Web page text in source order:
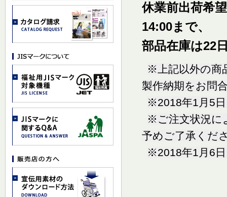
休業前出荷希
14:00まで、
部品在庫は22
※上記以外の商
製作納期をお問
※2018年1月5
※ご注文状況に
予めご了承くだ
※2018年1月6